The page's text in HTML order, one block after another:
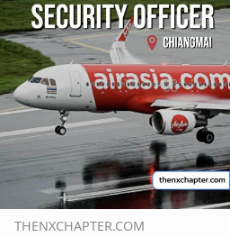
สามารถดูคลิปท
THENXCHAPTER.COM